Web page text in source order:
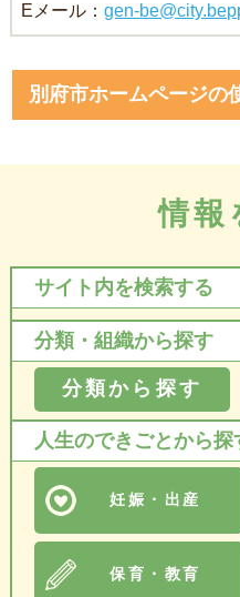
Eメール：gen-
別府市ホームページの
情報
サイト内を検索する
分類・組織から探す
分類から探す
人生のできごとから探
妊娠・出産
保育・教育